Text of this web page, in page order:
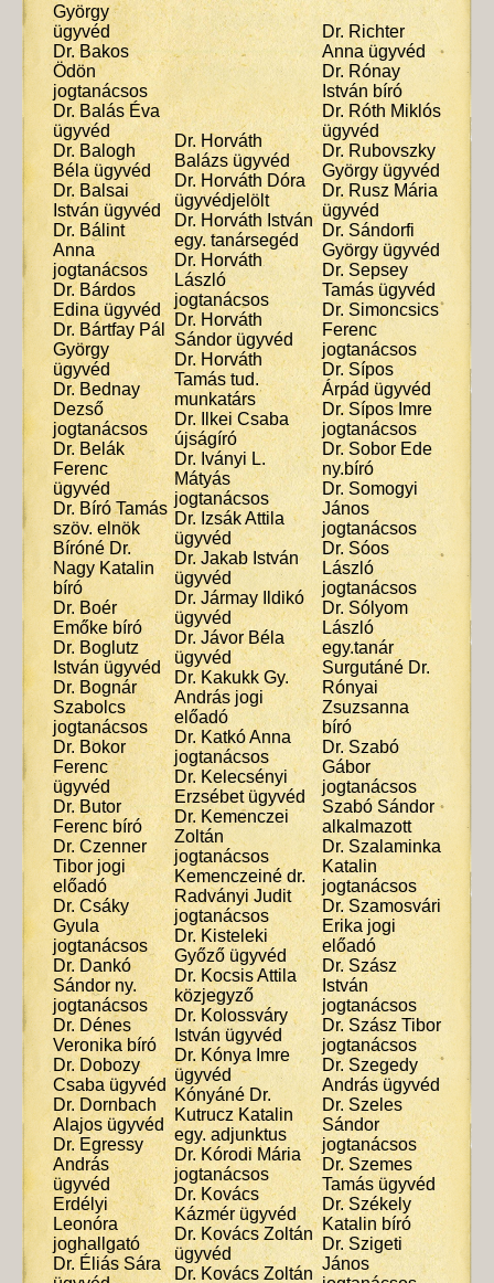
György
ügyvéd
Dr. Bakos
Ödön
jogtanácsos
Dr. Balás Éva
ügyvéd
Dr. Balogh
Béla ügyvéd
Dr. Balsai
István ügyvéd
Dr. Bálint
Anna
jogtanácsos
Dr. Bárdos
Edina ügyvéd
Dr. Bártfay Pál
György
ügyvéd
Dr. Bednay
Dezső
jogtanácsos
Dr. Belák
Ferenc
ügyvéd
Dr. Bíró Tamás
szöv. elnök
Bíróné Dr.
Nagy Katalin
bíró
Dr. Boér
Emőke bíró
Dr. Boglutz
István ügyvéd
Dr. Bognár
Szabolcs
jogtanácsos
Dr. Bokor
Ferenc
ügyvéd
Dr. Butor
Ferenc bíró
Dr. Czenner
Tibor jogi
előadó
Dr. Csáky
Gyula
jogtanácsos
Dr. Dankó
Sándor ny.
jogtanácsos
Dr. Dénes
Veronika bíró
Dr. Dobozy
Csaba ügyvéd
Dr. Dornbach
Alajos ügyvéd
Dr. Egressy
András
ügyvéd
Erdélyi
Leonóra
joghallgató
Dr. Éliás Sára
Dr. Horváth
Balázs ügyvéd
Dr. Horváth Dóra
ügyvédjelölt
Dr. Horváth István
egy. tanársegéd
Dr. Horváth
László
jogtanácsos
Dr. Horváth
Sándor ügyvéd
Dr. Horváth
Tamás tud.
munkatárs
Dr. Ilkei Csaba
újságíró
Dr. Iványi L.
Mátyás
jogtanácsos
Dr. Izsák Attila
ügyvéd
Dr. Jakab István
ügyvéd
Dr. Jármay Ildikó
ügyvéd
Dr. Jávor Béla
ügyvéd
Dr. Kakukk Gy.
András jogi
előadó
Dr. Katkó Anna
jogtanácsos
Dr. Kelecsényi
Erzsébet ügyvéd
Dr. Kemenczei
Zoltán
jogtanácsos
Kemenczeiné dr.
Radványi Judit
jogtanácsos
Dr. Kisteleki
Győző ügyvéd
Dr. Kocsis Attila
közjegyző
Dr. Kolossváry
István ügyvéd
Dr. Kónya Imre
ügyvéd
Kónyáné Dr.
Kutrucz Katalin
egy. adjunktus
Dr. Kórodi Mária
jogtanácsos
Dr. Kovács
Kázmér ügyvéd
Dr. Kovács Zoltán
ügyvéd
Dr. Kovács Zoltán
Dr. Richter
Anna ügyvéd
Dr. Rónay
István bíró
Dr. Róth Miklós
ügyvéd
Dr. Rubovszky
György ügyvéd
Dr. Rusz Mária
ügyvéd
Dr. Sándorfi
György ügyvéd
Dr. Sepsey
Tamás ügyvéd
Dr. Simoncsics
Ferenc
jogtanácsos
Dr. Sípos
Árpád ügyvéd
Dr. Sípos Imre
jogtanácsos
Dr. Sobor Ede
ny.bíró
Dr. Somogyi
János
jogtanácsos
Dr. Sóos
László
jogtanácsos
Dr. Sólyom
László
egy.tanár
Surgutáné Dr.
Rónyai
Zsuzsanna
bíró
Dr. Szabó
Gábor
jogtanácsos
Szabó Sándor
alkalmazott
Dr. Szalaminka
Katalin
jogtanácsos
Dr. Szamosvári
Erika jogi
előadó
Dr. Szász
István
jogtanácsos
Dr. Szász Tibor
jogtanácsos
Dr. Szegedy
András ügyvéd
Dr. Szeles
Sándor
jogtanácsos
Dr. Szemes
Tamás ügyvéd
Dr. Székely
Katalin bíró
Dr. Szigeti
János